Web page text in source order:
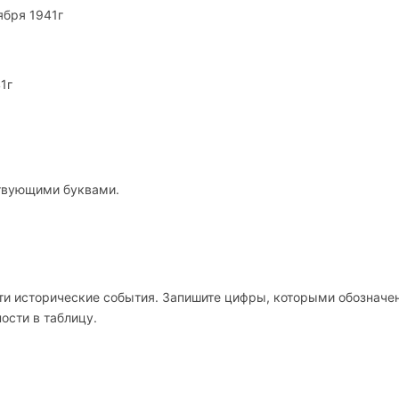
1941г
буквами.
исторические события. Запишите цифры, которыми
в таблицу.